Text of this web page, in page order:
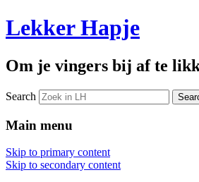
Lekker Hapje
Om je vingers bij af te
Search
Main menu
Skip to primary content
Skip to secondary content